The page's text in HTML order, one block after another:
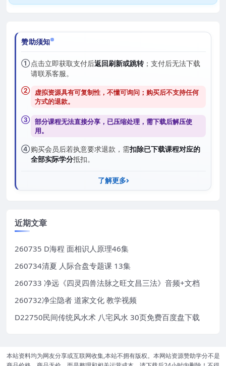
赞助须知
①点击立即获取支付后返回刷新或跳转；支付后无法下载
请联系客服。
② 虚拟资源具有可复制性，不懂可询问；购买后不支持任何
方式的退款。
③ 部分课程无法直接分享，已压缩处理，需下载后解压使
用。
④购买会员后若执意要求退款，需扣除已下载课程对应的
全部实际学分抵扣。
了解更多
近期文章
260735 D海程 面相识人原理46集
260734清夏 人际合盘专题课 13集
260733 净远《四灵四兽法脉之旺文昌三法》音频+文档
260732净尘隐者 道家文化 教学视频
D22750民间传统风水术 八宅风水 30页免费百度盘下载
本站资料均为网友分享或互联网收集,本站不拥有版权。本网站资源赞助学分不是